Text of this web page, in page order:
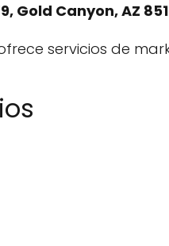
Gold Canyon, AZ
servicios de